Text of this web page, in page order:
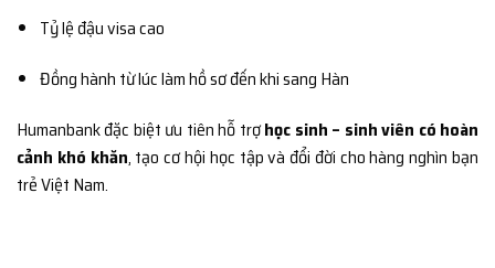
Tỷ lệ đậu visa cao
Đồng hành từ lúc làm hồ sơ đến khi sang Hàn
Humanbank đặc biệt ưu tiên hỗ trợhọc sinh – sinh viên có hoàn
cảnh khó khăn, tạo cơ hội học tập và đổi đời cho hàng nghìn bạn
trẻ Việt Nam.